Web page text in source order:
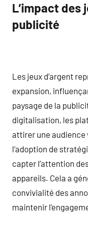
L’impact des
publicité
Les jeux d’argent
expansion,
paysage de la
digitalisation, les
attirer une audience
l’adoption de
capter l’attention
appareils. Cela a
convivialité des
maintenir